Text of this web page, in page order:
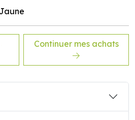
Continuer mes achats